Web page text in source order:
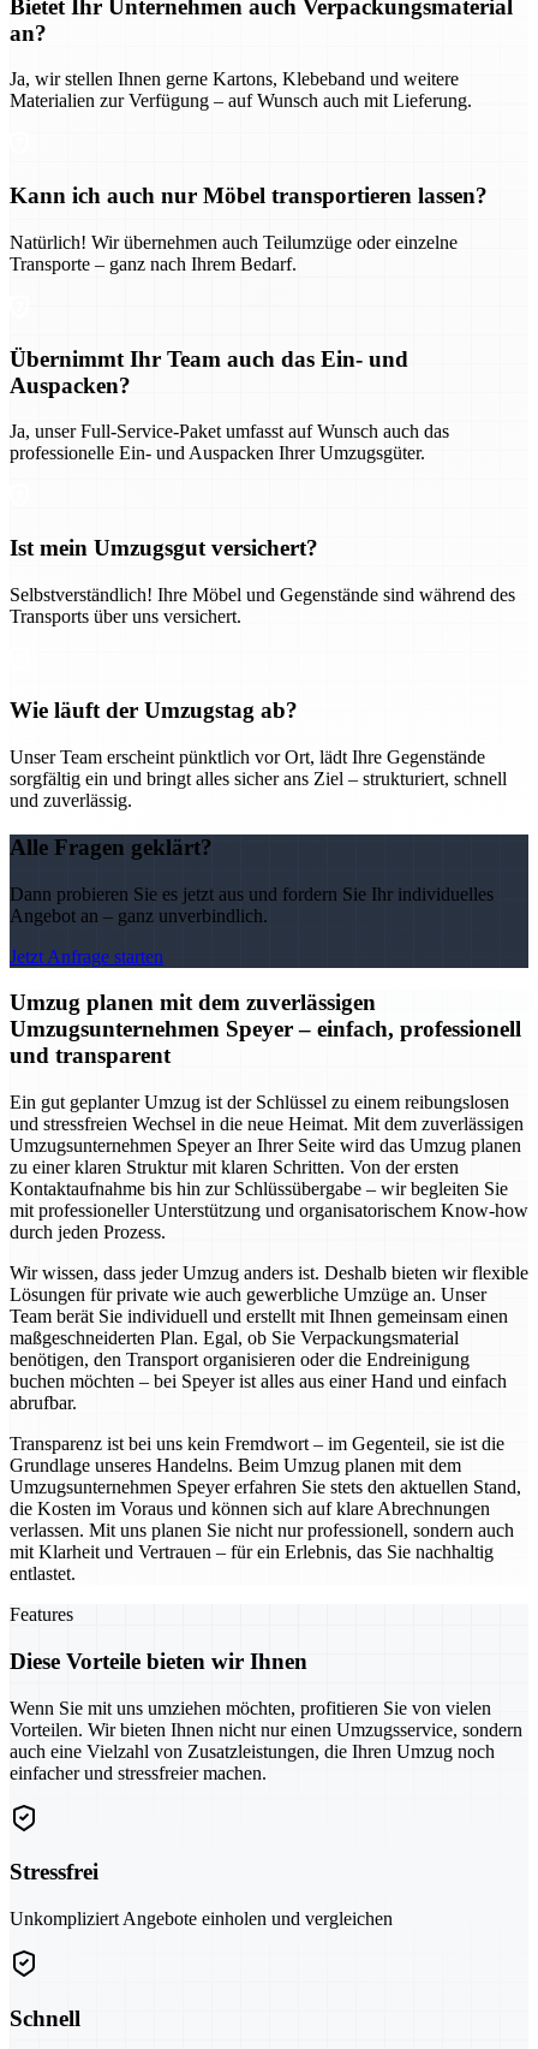
Bietet Ihr Unternehmen auch Verpackungsmaterial
an?
Ja, wir stellen Ihnen gerne Kartons, Klebeband und weitere
Materialien zur Verfügung – auf Wunsch auch mit Lieferung.
Kann ich auch nur Möbel transportieren lassen?
Natürlich! Wir übernehmen auch Teilumzüge oder einzelne
Transporte – ganz nach Ihrem Bedarf.
Übernimmt Ihr Team auch das Ein- und
Auspacken?
Ja, unser Full-Service-Paket umfasst auf Wunsch auch das
professionelle Ein- und Auspacken Ihrer Umzugsgüter.
Ist mein Umzugsgut versichert?
Selbstverständlich! Ihre Möbel und Gegenstände sind während des
Transports über uns versichert.
Wie läuft der Umzugstag ab?
Unser Team erscheint pünktlich vor Ort, lädt Ihre Gegenstände
sorgfältig ein und bringt alles sicher ans Ziel – strukturiert, schnell
und zuverlässig.
Alle Fragen geklärt?
Dann probieren Sie es jetzt aus und fordern Sie Ihr individuelles
Angebot an – ganz unverbindlich.
Jetzt Anfrage starten
Umzug planen mit dem zuverlässigen
Umzugsunternehmen Speyer – einfach, professionell
und transparent
Ein gut geplanter Umzug ist der Schlüssel zu einem reibungslosen
und stressfreien Wechsel in die neue Heimat. Mit dem zuverlässigen
Umzugsunternehmen Speyer an Ihrer Seite wird das Umzug planen
zu einer klaren Struktur mit klaren Schritten. Von der ersten
Kontaktaufnahme bis hin zur Schlüssübergabe – wir begleiten Sie
mit professioneller Unterstützung und organisatorischem Know-how
durch jeden Prozess.
Wir wissen, dass jeder Umzug anders ist. Deshalb bieten wir flexible
Lösungen für private wie auch gewerbliche Umzüge an. Unser
Team berät Sie individuell und erstellt mit Ihnen gemeinsam einen
maßgeschneiderten Plan. Egal, ob Sie Verpackungsmaterial
benötigen, den Transport organisieren oder die Endreinigung
buchen möchten – bei Speyer ist alles aus einer Hand und einfach
abrufbar.
Transparenz ist bei uns kein Fremdwort – im Gegenteil, sie ist die
Grundlage unseres Handelns. Beim Umzug planen mit dem
Umzugsunternehmen Speyer erfahren Sie stets den aktuellen Stand,
die Kosten im Voraus und können sich auf klare Abrechnungen
verlassen. Mit uns planen Sie nicht nur professionell, sondern auch
mit Klarheit und Vertrauen – für ein Erlebnis, das Sie nachhaltig
entlastet.
Features
Diese Vorteile bieten wir Ihnen
Wenn Sie mit uns umziehen möchten, profitieren Sie von vielen
Vorteilen. Wir bieten Ihnen nicht nur einen Umzugsservice, sondern
auch eine Vielzahl von Zusatzleistungen, die Ihren Umzug noch
einfacher und stressfreier machen.
Stressfrei
Unkompliziert Angebote einholen und vergleichen
Schnell